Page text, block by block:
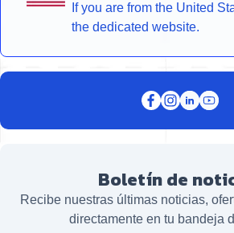
If you are from the United
the dedicated website.
Boletín de
Recibe nuestras últimas noticias,
directamente en tu bandeja